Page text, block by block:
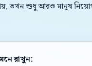
তখন শুধু আরও মানুষ
রাখুন: